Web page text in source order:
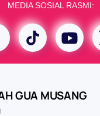
MEDIA SOSIAL RASMI:
GUA MUSANG